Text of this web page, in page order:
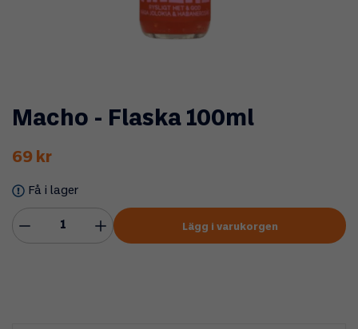
Macho - Flaska 100ml
69 kr
Få i lager
Lägg i varukorgen